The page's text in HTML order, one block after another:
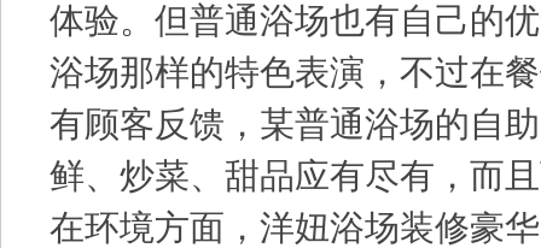
体验。但普通浴场也有自己的
浴场那样的特色表演，不过在
有顾客反馈，某普通浴场的自
鲜、炒菜、甜品应有尽有，而
在环境方面，洋妞浴场装修豪